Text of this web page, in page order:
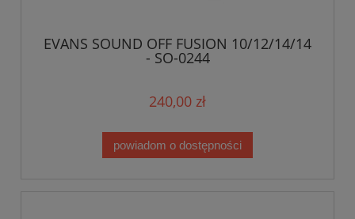
EVANS SOUND OFF FUSION 10/12/14/14
- SO-0244
240,00 zł
powiadom o dostępności